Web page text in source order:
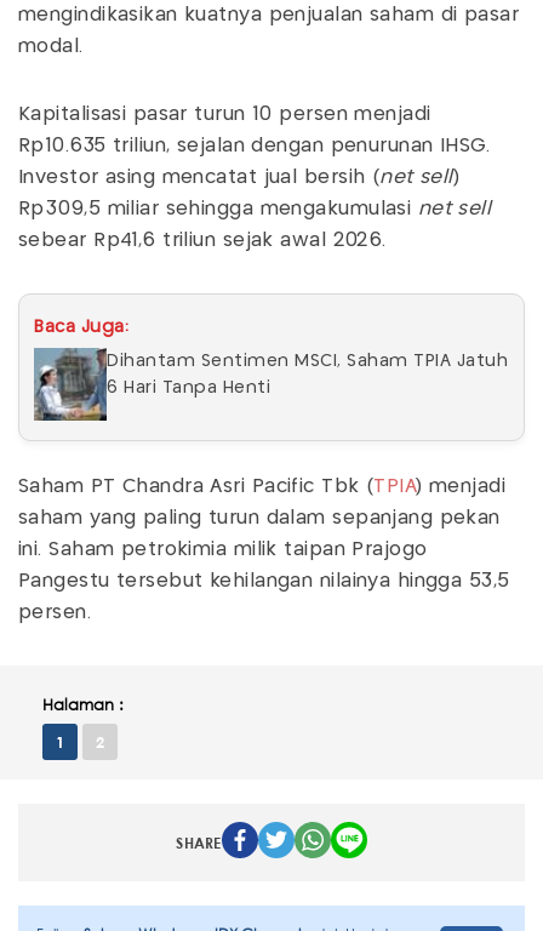
mengindikasikan kuatnya penjualan saham di pasar
modal.
Kapitalisasi pasar turun 10 persen menjadi
Rp10.635 triliun, sejalan dengan penurunan IHSG.
Investor asing mencatat jual bersih (net sell)
Rp309,5 miliar sehingga mengakumulasi net sell
sebear Rp41,6 triliun sejak awal 2026.
Baca Juga:
Dihantam Sentimen MSCI, Saham TPIA Jatuh
6 Hari Tanpa Henti
Saham PT Chandra Asri Pacific Tbk (TPIA) menjadi
saham yang paling turun dalam sepanjang pekan
ini. Saham petrokimia milik taipan Prajogo
Pangestu tersebut kehilangan nilainya hingga 53,5
persen.
Halaman :
1 2
SHARE